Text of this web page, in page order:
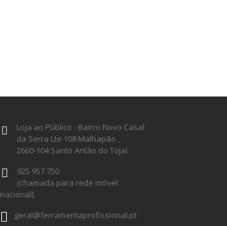
Loja ao Público - Bairro Novo Casal
da Serra Lte 108 Malhapão ,
2660-104 Santo Antão do Tojal
925 957 750
(chamada para rede móvel
nacional)
geral@ferramentaprofissional.pt